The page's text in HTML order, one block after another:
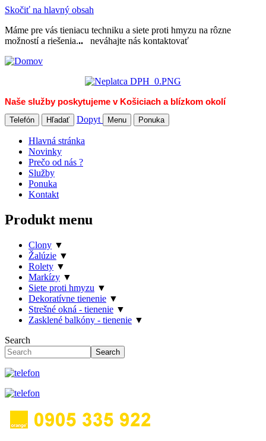
Skočiť na hlavný obsah
Máme pre vás tieniacu techniku a siete proti hmyzu na rôzne
možností a riešenia... neváhajte nás kontaktovať
Naše služby poskytujeme v Košiciach a blízkom okolí
Telefón Hľadať Dopyt Menu Ponuka
Hlavná stránka
Novinky
Prečo od nás ?
Služby
Ponuka
Kontakt
Produkt menu
Clony ▼
Žalúzie ▼
Rolety ▼
Markízy ▼
Siete proti hmyzu ▼
Dekoratívne tienenie ▼
Strešné okná - tienenie ▼
Zasklené balkóny - tienenie ▼
Search
Search